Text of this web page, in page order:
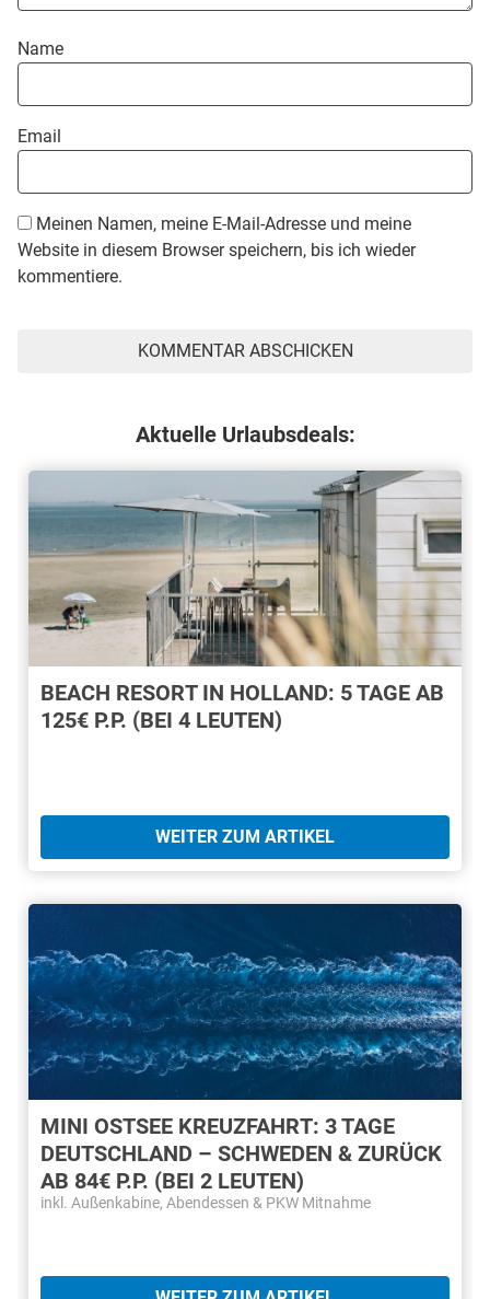
Name
Email
Meinen Namen, meine E-Mail-Adresse und meine
Website in diesem Browser speichern, bis ich wieder
kommentiere.
Aktuelle Urlaubsdeals:
BEACH RESORT IN HOLLAND: 5 TAGE AB
125€ P.P. (BEI 4 LEUTEN)
WEITER ZUM ARTIKEL
MINI OSTSEE KREUZFAHRT: 3 TAGE
DEUTSCHLAND – SCHWEDEN & ZURÜCK
AB 84€ P.P. (BEI 2 LEUTEN)
inkl. Außenkabine, Abendessen & PKW Mitnahme